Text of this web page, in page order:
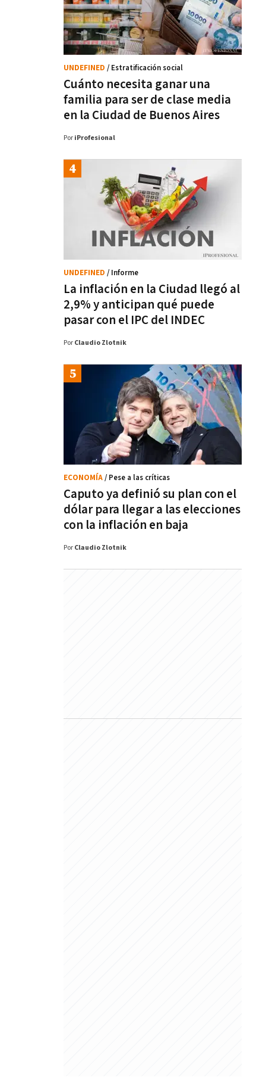
Cuánto necesita ganar una
familia para ser de clase media
en la Ciudad de Buenos Aires
UNDEFINED / Estratificación social
Por iProfesional
La inflación en la Ciudad llegó al
2,9% y anticipan qué puede
pasar con el IPC del INDEC
UNDEFINED / Informe
Por Claudio Zlotnik
Caputo ya definió su plan con el
dólar para llegar a las elecciones
con la inflación en baja
ECONOMÍA/ Pese a las críticas
Por Claudio Zlotnik